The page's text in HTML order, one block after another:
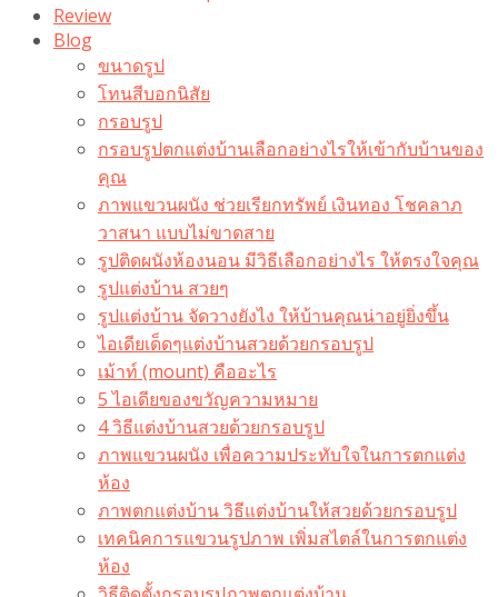
Review
Blog
ขนาดรูป
โทนสีบอกนิสัย
กรอบรูป
กรอบรูปตกแต่งบ้านเลือกอย่างไรให้เข้ากับบ้านของ
คุณ
ภาพแขวนผนัง ช่วยเรียกทรัพย์ เงินทอง โชคลาภ
วาสนา แบบไม่ขาดสาย
รูปติดผนังห้องนอน มีวิธีเลือกอย่างไร ให้ตรงใจคุณ
รูปแต่งบ้าน สวยๆ
รูปแต่งบ้าน จัดวางยังไง ให้บ้านคุณน่าอยู่ยิ่งขึ้น
ไอเดียเด็ดๆแต่งบ้านสวยด้วยกรอบรูป
เม้าท์ (mount) คืออะไร​
5 ไอเดียของขวัญความหมาย
4 วิธีแต่งบ้านสวยด้วยกรอบรูป
ภาพแขวนผนัง เพื่อความประทับใจในการตกแต่ง
ห้อง
ภาพตกแต่งบ้าน วิธีแต่งบ้านให้สวยด้วยกรอบรูป
เทคนิคการแขวนรูปภาพ เพิ่มสไตล์ในการตกแต่ง
ห้อง